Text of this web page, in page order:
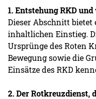
1. Entstehung RKD
Dieser Abschnitt
inhaltlichen Einstieg.
Ursprünge des Roten
Bewegung sowie die
Einsätze des RKD
2. Der Rotkreuzdienst,